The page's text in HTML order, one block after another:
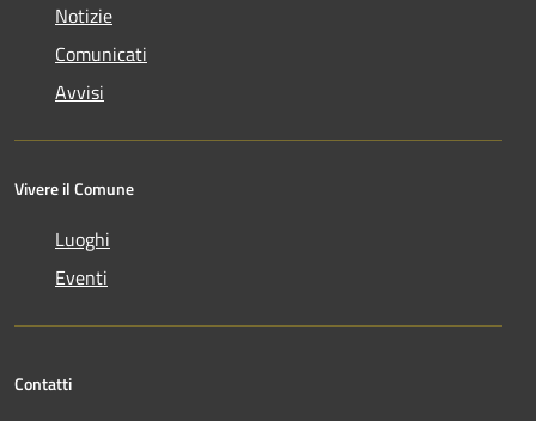
Notizie
Comunicati
Avvisi
Vivere il Comune
Luoghi
Eventi
Contatti